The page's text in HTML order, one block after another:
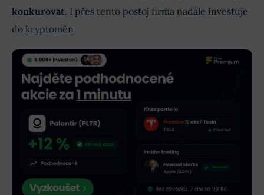
konkurovat. I přes tento postoj firma nadále investuje
do kryptoměn.